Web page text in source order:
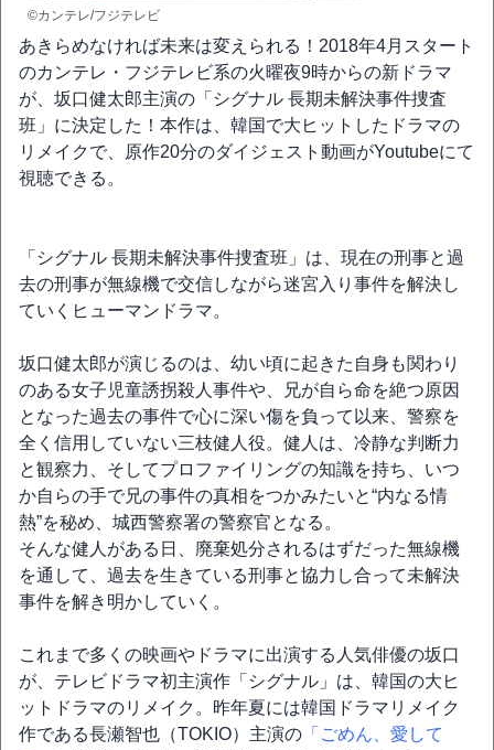
©カンテレ/フジテレビ
あきらめなければ未来は変えられる！2018年4月スタート
のカンテレ・フジテレビ系の火曜夜9時からの新ドラマ
が、坂口健太郎主演の「シグナル 長期未解決事件捜査
班」に決定した！本作は、韓国で大ヒットしたドラマの
リメイクで、原作20分のダイジェスト動画がYoutubeにて
視聴できる。
「シグナル 長期未解決事件捜査班」は、現在の刑事と過
去の刑事が無線機で交信しながら迷宮入り事件を解決し
ていくヒューマンドラマ。
坂口健太郎が演じるのは、幼い頃に起きた自身も関わり
のある女子児童誘拐殺人事件や、兄が自ら命を絶つ原因
となった過去の事件で心に深い傷を負って以来、警察を
全く信用していない三枝健人役。健人は、冷静な判断力
と観察力、そしてプロファイリングの知識を持ち、いつ
か自らの手で兄の事件の真相をつかみたいと“内なる情
熱”を秘め、城西警察署の警察官となる。
そんな健人がある日、廃棄処分されるはずだった無線機
を通して、過去を生きている刑事と協力し合って未解決
事件を解き明かしていく。
これまで多くの映画やドラマに出演する人気俳優の坂口
が、テレビドラマ初主演作「シグナル」は、韓国の大ヒ
ットドラマのリメイク。昨年夏には韓国ドラマリメイク
作である長瀬智也（TOKIO）主演の 「ごめん、愛して